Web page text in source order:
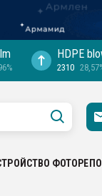
HDPE
2310